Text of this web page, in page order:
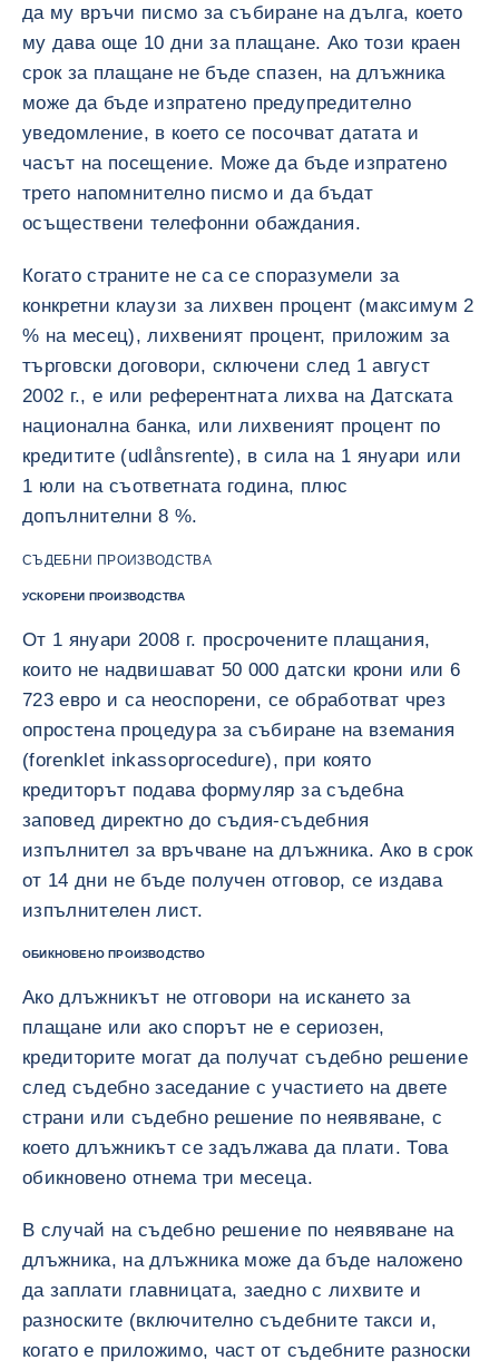
да му връчи писмо за събиране на дълга, което
му дава още 10 дни за плащане. Ако този краен
срок за плащане не бъде спазен, на длъжника
може да бъде изпратено предупредително
уведомление, в което се посочват датата и
часът на посещение. Може да бъде изпратено
трето напомнително писмо и да бъдат
осъществени телефонни обаждания.
Когато страните не са се споразумели за
конкретни клаузи за лихвен процент (максимум 2
% на месец), лихвеният процент, приложим за
търговски договори, сключени след 1 август
2002 г., е или референтната лихва на Датската
национална банка, или лихвеният процент по
кредитите (udlånsrente), в сила на 1 януари или
1 юли на съответната година, плюс
допълнителни 8 %.
СЪДЕБНИ ПРОИЗВОДСТВА
УСКОРЕНИ ПРОИЗВОДСТВА
От 1 януари 2008 г. просрочените плащания,
които не надвишават 50 000 датски крони или 6
723 евро и са неоспорени, се обработват чрез
опростена процедура за събиране на вземания
(forenklet inkassoprocedure), при която
кредиторът подава формуляр за съдебна
заповед директно до съдия-съдебния
изпълнител за връчване на длъжника. Ако в срок
от 14 дни не бъде получен отговор, се издава
изпълнителен лист.
ОБИКНОВЕНО ПРОИЗВОДСТВО
Ако длъжникът не отговори на искането за
плащане или ако спорът не е сериозен,
кредиторите могат да получат съдебно решение
след съдебно заседание с участието на двете
страни или съдебно решение по неявяване, с
което длъжникът се задължава да плати. Това
обикновено отнема три месеца.
В случай на съдебно решение по неявяване на
длъжника, на длъжника може да бъде наложено
да заплати главницата, заедно с лихвите и
разноските (включително съдебните такси и,
когато е приложимо, част от съдебните разноски